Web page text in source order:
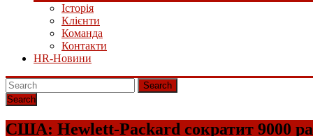
Історія
Клієнти
Команда
Контакти
HR-Новини
Search
США: Hewlett-Packard сократит 9000